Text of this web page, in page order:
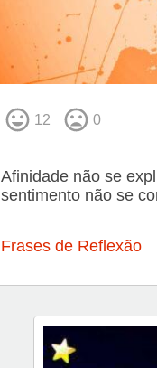
12 0
Afinidade não se
sentimento não se
Frases de Reflexão